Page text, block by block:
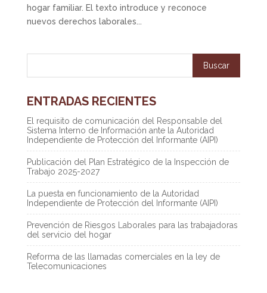
hogar familiar. El texto introduce y reconoce
nuevos derechos laborales...
ENTRADAS RECIENTES
El requisito de comunicación del Responsable del
Sistema Interno de Información ante la Autoridad
Independiente de Protección del Informante (AIPI)
Publicación del Plan Estratégico de la Inspección de
Trabajo 2025-2027
La puesta en funcionamiento de la Autoridad
Independiente de Protección del Informante (AIPI)
Prevención de Riesgos Laborales para las trabajadoras
del servicio del hogar
Reforma de las llamadas comerciales en la ley de
Telecomunicaciones